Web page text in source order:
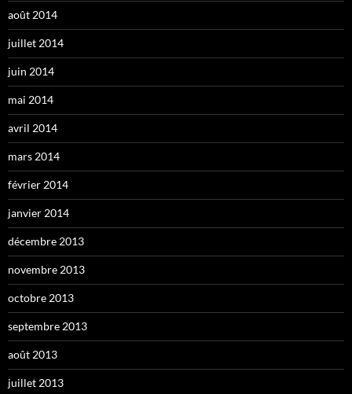
août 2014
juillet 2014
juin 2014
mai 2014
avril 2014
mars 2014
février 2014
janvier 2014
décembre 2013
novembre 2013
octobre 2013
septembre 2013
août 2013
juillet 2013